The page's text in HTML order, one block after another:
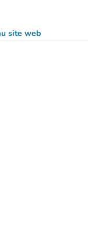
site web
onglet)